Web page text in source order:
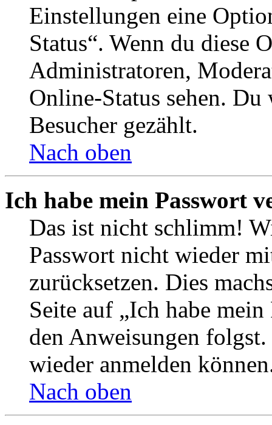
Einstellungen eine
Status“. Wenn du diese
Administratoren,
Online-Status sehen.
Besucher gezählt.
Nach oben
Ich habe mein Passwort
Das ist nicht schlimm!
Passwort nicht wieder
zurücksetzen. Dies
Seite auf „Ich habe
den Anweisungen
wieder anmelden
Nach oben